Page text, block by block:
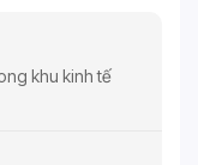
khu kinh tế